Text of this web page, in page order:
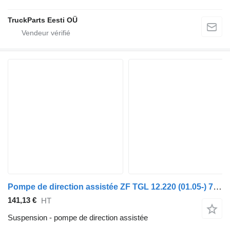
TruckParts Eesti OÜ
Pompe de direction assistée ZF TGL 12.220 (01.05-) 7684955218 pour tracteur routier MAN TGL, TGM, TGS, TGX (2005-2021)
141,13 € HT
Suspension - pompe de direction assistée